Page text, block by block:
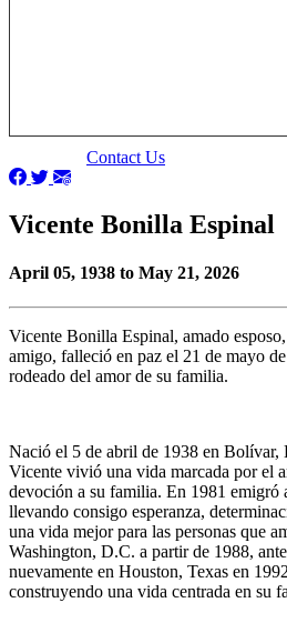
Contact Us
Vicente Bonilla Espinal
April 05, 1938 to May 21, 2026
Vicente Bonilla Espinal, amado
amigo, falleció en paz el 21 de mayo
rodeado del amor de su familia.
Nació el 5 de abril de 1938 en Bolívar,
Vicente vivió una vida marcada por el
devoción a su familia. En 1981 emigró
llevando consigo esperanza,
una vida mejor para las personas que
Washington, D.C. a partir de 1988,
nuevamente en Houston, Texas en
construyendo una vida centrada en su